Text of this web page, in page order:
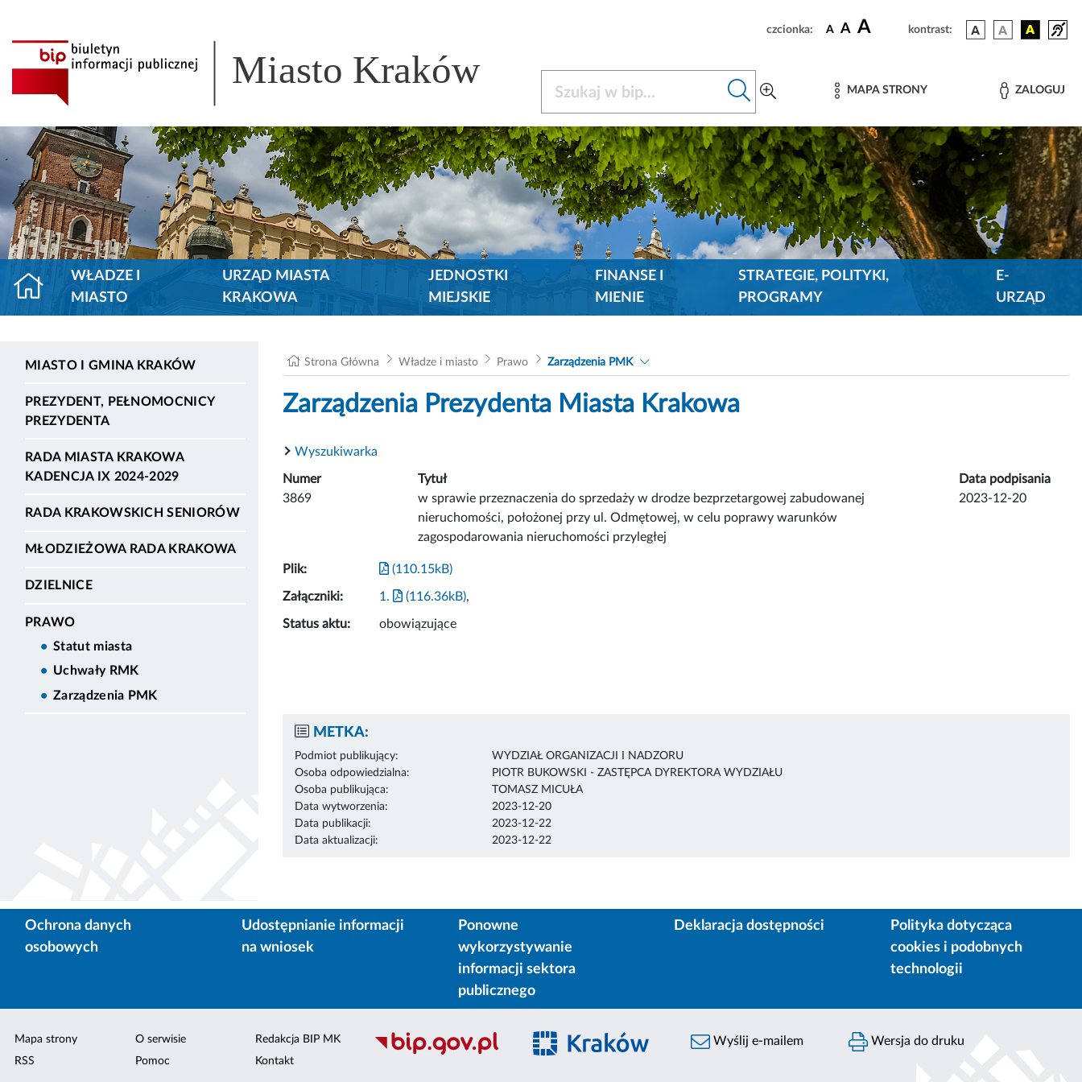
czcionka: A A A kontrast:
Miasto Kraków MAPA STRONY ZALOGUJ
WŁADZE I
MIASTO
URZĄD MIASTA
KRAKOWA
JEDNOSTKI
MIEJSKIE
FINANSE I
MIENIE
STRATEGIE, POLITYKI,
PROGRAMY
E-
URZĄD
MIASTO I GMINA KRAKÓW
PREZYDENT, PEŁNOMOCNICY
PREZYDENTA
RADA MIASTA KRAKOWA
KADENCJA IX 2024-2029
RADA KRAKOWSKICH SENIORÓW
MŁODZIEŻOWA RADA KRAKOWA
DZIELNICE
PRAWO
Statut miasta
Uchwały RMK
Zarządzenia PMK
Strona Główna Władze i miasto Prawo Zarządzenia PMK
Zarządzenia Prezydenta Miasta Krakowa
Wyszukiwarka
Numer Tytuł
Data podpisania
3869
w sprawie przeznaczenia do sprzedaży w drodze bezprzetargowej zabudowanej
nieruchomości, położonej przy ul. Odmętowej, w celu poprawy warunków
zagospodarowania nieruchomości przyległej
2023-12-20
Plik: (110.15kB)
Załączniki: 1. (116.36kB),
Status aktu: obowiązujące
METKA:
Podmiot publikujący:
WYDZIAŁ ORGANIZACJI I NADZORU
Osoba odpowiedzialna:
PIOTR BUKOWSKI - ZASTĘPCA DYREKTORA WYDZIAŁU
Osoba publikująca:
TOMASZ MICUŁA
Data wytworzenia:
2023-12-20
Data publikacji:
2023-12-22
Data aktualizacji:
2023-12-22
Ochrona danych
osobowych
Udostępnianie informacji
na wniosek
Ponowne
wykorzystywanie
informacji sektora
publicznego
Deklaracja dostępności
Polityka dotycząca
cookies i podobnych
technologii
Mapa strony
RSS
O serwisie
Pomoc
Redakcja BIP MK
Kontakt
Wyślij e-mailem Wersja do druku